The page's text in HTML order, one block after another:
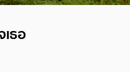
เธอ